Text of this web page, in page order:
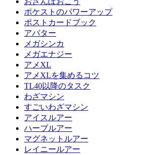
ポケストのパワーアップ
ポストカードブック
アバター
メガシンカ
メガエナジー
アメXL
アメXLを集めるコツ
TL40以降のタスク
わざマシン
すごいわざマシン
アイスルアー
ハーブルアー
マグネットルアー
レイニールアー